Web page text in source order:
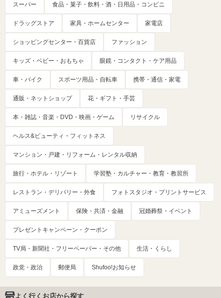
スーパー 食品・菓子・飲料・酒・日用品・コンビニ
ドラッグストア 家具・ホームセンター 家電店
ショッピングセンター・百貨店 ファッション
キッズ・ベビー・おもちゃ 眼鏡・コンタクト・ケア用品
車・バイク スポーツ用品・自転車 携帯・通信・家電
通販・ネットショップ 花・ギフト・手芸
本・雑誌・音楽・DVD・映画・ゲーム リサイクル
ヘルス&ビューティ・フィットネス
マンション・戸建・リフォーム・レンタル収納
旅行・ホテル・リゾート 学習塾・カルチャー・教育・教習所
レストラン・デリバリー・外食 フォトスタジオ・プリントサービス
アミューズメント 保険・共済・金融 冠婚葬祭・イベント
プレゼントキャンペーン・クーポン
TV局・新聞社・フリーペーパー・その他 生活・くらし
政党・政治 郵便局 Shufoo!お知らせ
よく行くお店から探す